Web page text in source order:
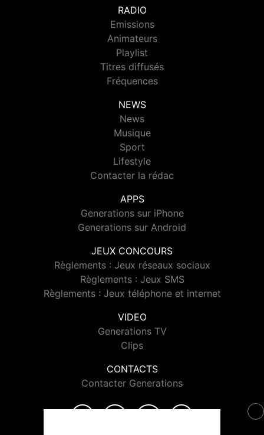
RADIO
Emissions
Animateurs
Playlist
Titres diffusés
Fréquences
NEWS
News
Musique
Sport
Lifestyle
Contacter la rédac
APPS
Generations sur iPhone
Generations sur Android
JEUX CONCOURS
Règlements : Jeux réseaux sociaux
Règlements : Jeux SMS
Règlements : Jeux téléphone et internet
VIDEO
Generations TV
Clips
CONTACTS
Contacter Generations